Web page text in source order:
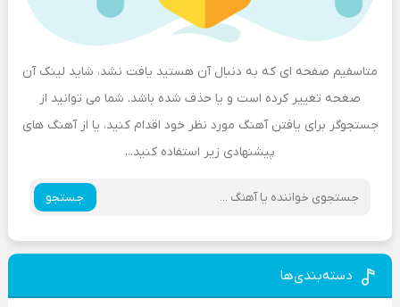
متاسفیم صفحه ای که به دنبال آن هستید یافت نشد، شاید لینک آن
صغحه تغییر کرده است و یا حذف شده باشد. شما می توانید از
جستجوگر برای یافتن آهنگ مورد نظر خود اقدام کنید، یا از آهنگ های
پیشنهادی زیر استفاده کنید...
جستجو
دسته‌بندی‌ها